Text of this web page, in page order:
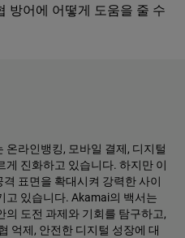
방어에 어떻게 도움을 줄 수
라인뱅킹, 모바일 결제, 디지털
게 진화하고 있습니다. 하지만 이
표면을 확대시켜 강력한 사이
고 있습니다. Akamai의 백서는
의 도전 과제와 기회를 탐구하고,
억제, 안전한 디지털 성장에 대